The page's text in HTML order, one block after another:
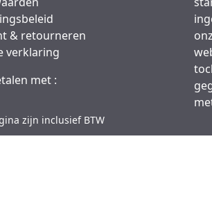
& retourneren
verklaring
met :
zijn inclusief BTW